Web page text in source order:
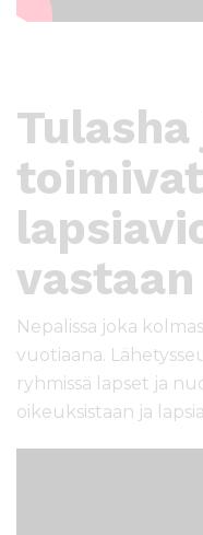
toimivat
vastaan
Nepalissa joka
vuotiaana.
ryhmissä lapset ja
oikeuksistaan ja